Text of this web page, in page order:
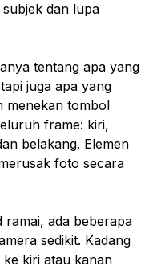
dan lupa
tentang apa yang
juga apa yang
menekan tombol
frame: kiri,
belakang. Elemen
foto secara
ada beberapa
sedikit. Kadang
kiri atau kanan